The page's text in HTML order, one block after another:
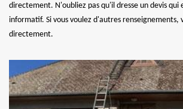
directement. N'oubliez pas qu'il dresse un devis qui
informatif. Si vous voulez d'autres renseignements,
directement.